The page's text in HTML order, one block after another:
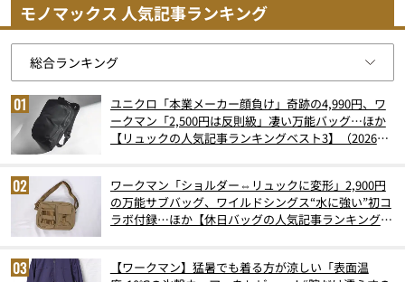
モノマックス 人気記事ランキング
ユニクロ「本業メーカー顔負け」奇跡の4,990円、ワ
ークマン「2,500円は反則級」凄い万能バッグ…ほか
【リュックの人気記事ランキングベスト3】（2026年
ワークマン「ショルダー⇔リュックに変形」2,900円
の万能サブバッグ、ワイルドシングス“水に強い”初コ
ラボ付録…ほか【休日バッグの人気記事ランキングベ
【ワークマン】猛暑でも着る方が涼しい「表面温